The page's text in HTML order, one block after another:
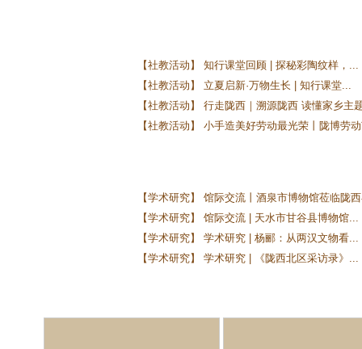
【社教活动】 知行课堂回顾 | 探秘彩陶纹样，...
【社教活动】 立夏启新·万物生长 | 知行课堂...
【社教活动】 行走陇西｜溯源陇西 读懂家乡主
【社教活动】 小手造美好劳动最光荣丨陇博劳
【学术研究】 馆际交流丨酒泉市博物馆莅临陇
【学术研究】 馆际交流 | 天水市甘谷县博物馆...
【学术研究】 学术研究 | 杨郦：从两汉文物看...
【学术研究】 学术研究 | 《陇西北区采访录》...